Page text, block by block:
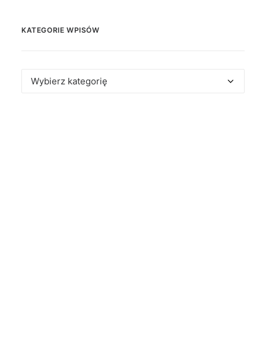
KATEGORIE WPISÓW
Kategorie